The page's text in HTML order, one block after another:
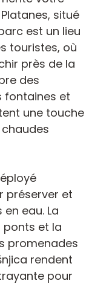
situé
est un lieu
touristes, où
près de la
des
fontaines et
une touche
préserver et
eau. La
ponts et la
promenades
rendent
pour